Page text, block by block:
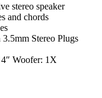
stereo speaker
and chords
Stereo Plugs
Woofer: 1X